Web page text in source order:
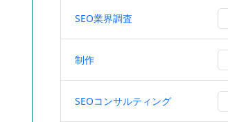
施策により、検索順位が
SEO業界調査
制作
SEOコンサルティング